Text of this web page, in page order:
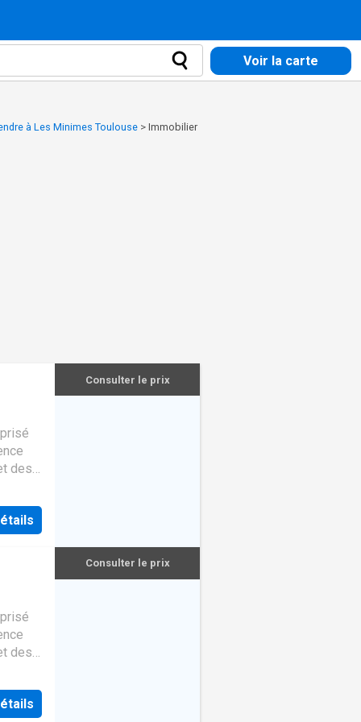
Voir la carte
à Les Minimes Toulouse > Immobilier
des
Consulter le prix
des
Consulter le prix